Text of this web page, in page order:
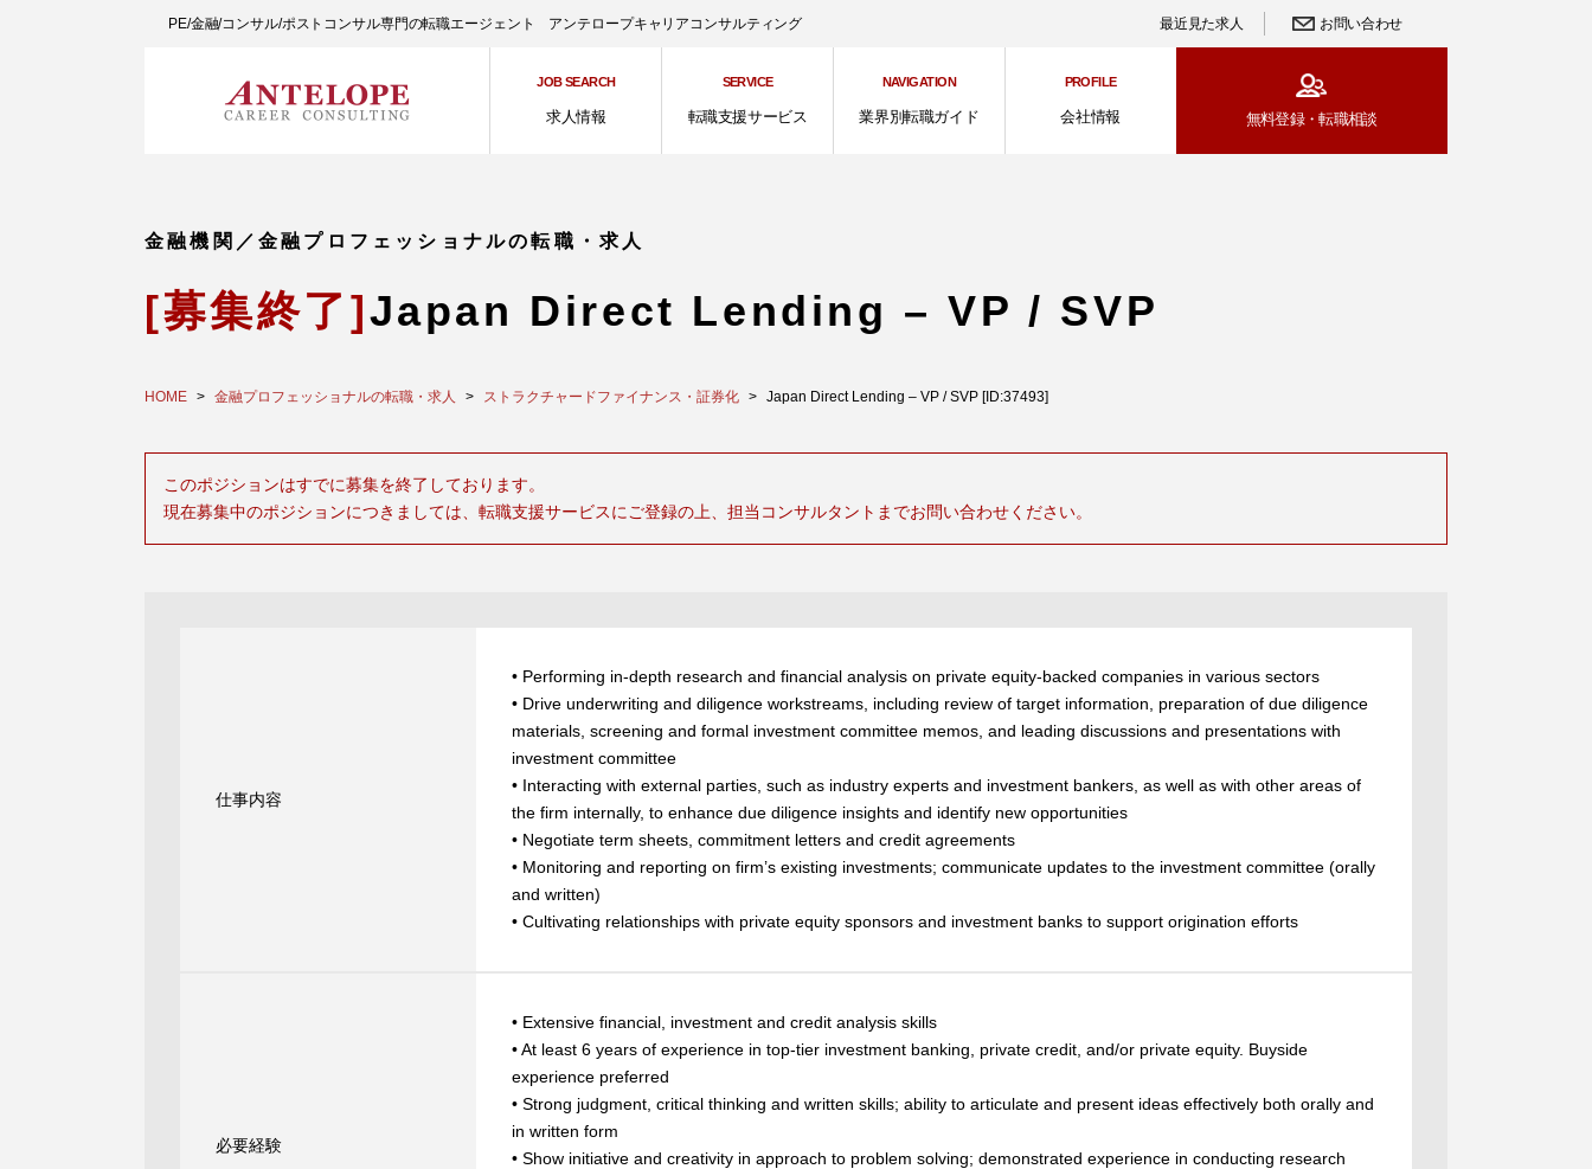
PE/金融/コンサル/ポストコンサル専門の転職エージェント アンテロープキャリアコンサルティング 最近見た求人 お問い合わせ
JOB SEARCH
求人情報
SERVICE
転職支援サービス
NAVIGATION
業界別転職ガイド
PROFILE
会社情報 無料登録・転職相談
金融機関／金融プロフェッショナルの転職・求人
[募集終了]Japan Direct Lending – VP / SVP
HOME 金融プロフェッショナルの転職・求人 ストラクチャードファイナンス・証券化 Japan Direct Lending – VP / SVP [ID:37493]
このポジションはすでに募集を終了しております。
現在募集中のポジションにつきましては、転職支援サービスにご登録の上、担当コンサルタントまでお問い合わせください。
仕事内容
• Performing in-depth research and financial analysis on private equity-backed companies in various sectors
• Drive underwriting and diligence workstreams, including review of target information, preparation of due diligence
materials, screening and formal investment committee memos, and leading discussions and presentations with
investment committee
• Interacting with external parties, such as industry experts and investment bankers, as well as with other areas of
the firm internally, to enhance due diligence insights and identify new opportunities
• Negotiate term sheets, commitment letters and credit agreements
• Monitoring and reporting on firm’s existing investments; communicate updates to the investment committee (orally
and written)
• Cultivating relationships with private equity sponsors and investment banks to support origination efforts
必要経験
• Extensive financial, investment and credit analysis skills
• At least 6 years of experience in top-tier investment banking, private credit, and/or private equity. Buyside
experience preferred
• Strong judgment, critical thinking and written skills; ability to articulate and present ideas effectively both orally and
in written form
• Show initiative and creativity in approach to problem solving; demonstrated experience in conducting research